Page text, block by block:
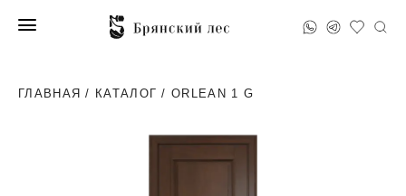
ГЛАВНАЯ / КАТАЛОГ / ORLEAN 1 G